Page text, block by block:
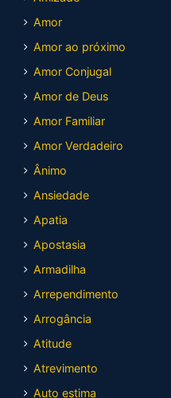
Amor
Amor ao próximo
Amor Conjugal
Amor de Deus
Amor Familiar
Amor Verdadeiro
Ânimo
Ansiedade
Apatia
Apostasia
Armadilha
Arrependimento
Arrogância
Atitude
Atrevimento
Auto estima